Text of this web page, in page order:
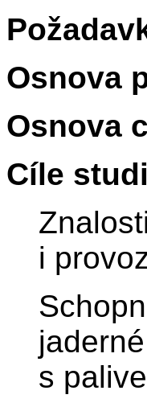
Osnova
Osnova
Cíle
i
s